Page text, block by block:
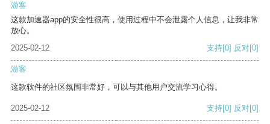
游客
这款加速器app的安全性很高，使用过程中不会泄露个人信息，让我非常
放心。
2025-02-12
支持[0] 反对[0]
游客
这款软件的社区氛围非常好，可以与其他用户交流学习心得。
2025-02-12 支持[0] 反对[0]